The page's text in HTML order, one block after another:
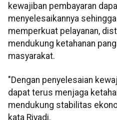
kewajiban pembayaran
menyelesaikannya
memperkuat pelayanan,
mendukung ketahanan
masyarakat.
"Dengan penyelesaian
dapat terus menjaga
mendukung stabilitas
kata Riyadi.